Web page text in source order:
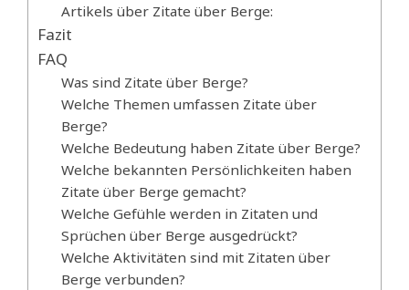
Artikels über Zitate über Berge:
Fazit
FAQ
Was sind Zitate über Berge?
Welche Themen umfassen Zitate über
Berge?
Welche Bedeutung haben Zitate über Berge?
Welche bekannten Persönlichkeiten haben
Zitate über Berge gemacht?
Welche Gefühle werden in Zitaten und
Sprüchen über Berge ausgedrückt?
Welche Aktivitäten sind mit Zitaten über
Berge verbunden?